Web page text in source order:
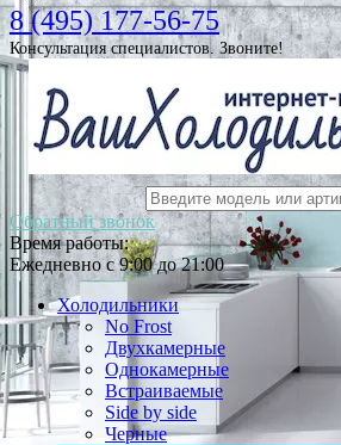
8 (495) 177-56-75
Консультация специалистов. Звоните!
Обратный звонок
Время работы:
Ежедневно с 9:00 до 21:00
Холодильники
No Frost
Двухкамерные
Однокамерные
Встраиваемые
Side by side
Черные